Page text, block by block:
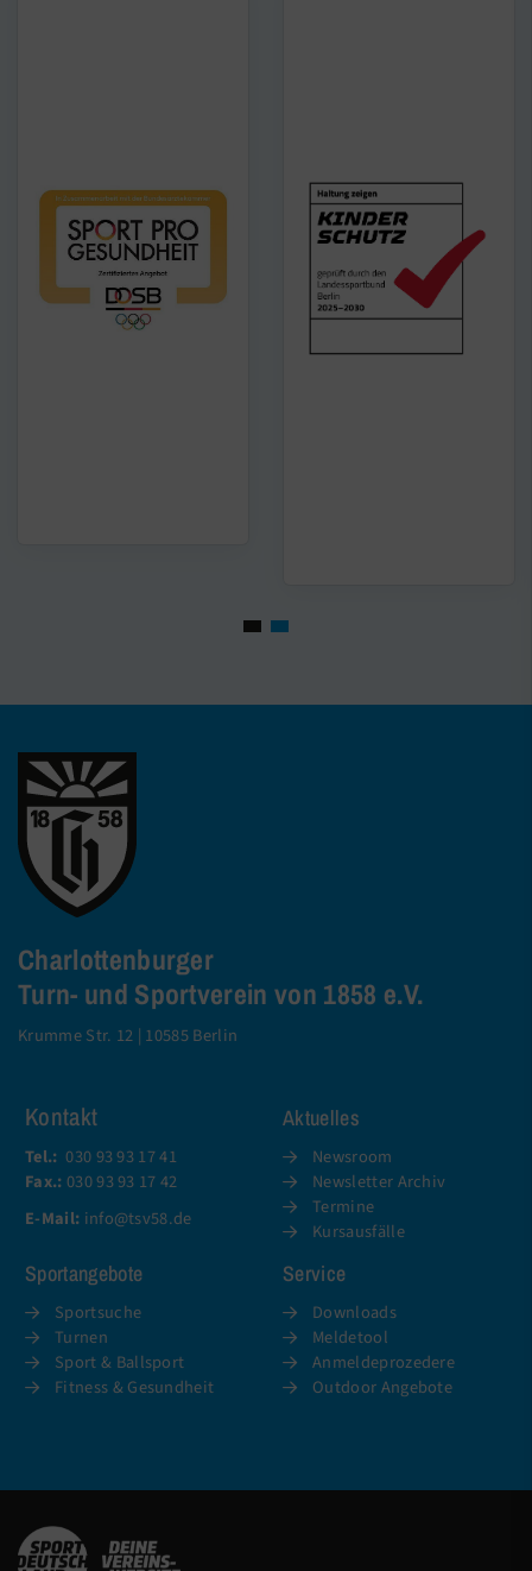
Charlottenburger
Turn- und Sportverein von 1858 e.V.
Krumme Str. 12 | 10585 Berlin
Kontakt
Tel.: 030 93 93 17 41
Fax.:030 93 93 17 42
E-Mail: info@tsv58.de
Aktuelles
Newsroom
Newsletter Archiv
Termine
Kursausfälle
Sportangebote
Sportsuche
Turnen
Sport & Ballsport
Fitness & Gesundheit
Service
Downloads
Meldetool
Anmeldeprozedere
Outdoor Angebote